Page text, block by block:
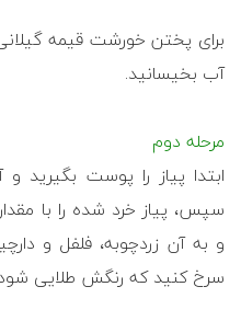
برای پختن خورشت قیمه
آب بخیسانید.
مرحله دوم
ابتدا پیاز را پوست بگیرید
سپس، پیاز خرد شده را با
و به آن زردچوبه، فلفل و
سرخ کنید که رنگش طلایی